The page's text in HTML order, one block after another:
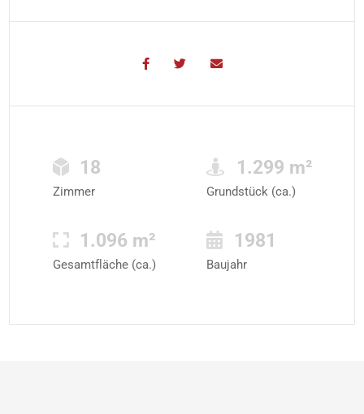
18
Zimmer
1.299 m²
Grundstück (ca.)
1.096 m²
Gesamtfläche (ca.)
1981
Baujahr